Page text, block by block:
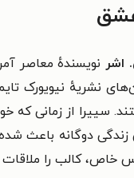
اشر
نشریه‌ٔ نیویورک
سییرا از زمانی که
زندگی دوگانه
خاص، کالب را